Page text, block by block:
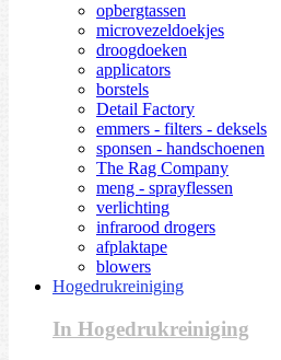
opbergtassen
microvezeldoekjes
droogdoeken
applicators
borstels
Detail Factory
emmers - filters - deksels
sponsen - handschoenen
The Rag Company
meng - sprayflessen
verlichting
infrarood drogers
afplaktape
blowers
Hogedrukreiniging
In Hogedrukreiniging